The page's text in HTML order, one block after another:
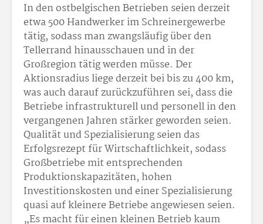
In den ostbelgischen Betrieben seien derzeit
etwa 500 Handwerker im Schreinergewerbe
tätig, sodass man zwangsläufig über den
Tellerrand hinausschauen und in der
Großregion tätig werden müsse. Der
Aktionsradius liege derzeit bei bis zu 400 km,
was auch darauf zurückzuführen sei, dass die
Betriebe infrastrukturell und personell in den
vergangenen Jahren stärker geworden seien.
Qualität und Spezialisierung seien das
Erfolgsrezept für Wirtschaftlichkeit, sodass
Großbetriebe mit entsprechenden
Produktionskapazitäten, hohen
Investitionskosten und einer Spezialisierung
quasi auf kleinere Betriebe angewiesen seien.
„Es macht für einen kleinen Betrieb kaum